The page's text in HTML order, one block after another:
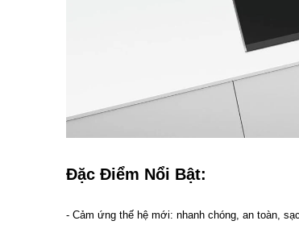
Đặc Điểm Nổi Bật:
- Cảm ứng thế hệ mới: nhanh chóng, an toàn,